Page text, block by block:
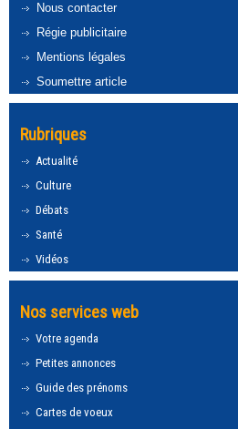
Nous contacter
Régie publicitaire
Mentions légales
Soumettre article
Rubriques
Actualité
Culture
Débats
Santé
Vidéos
Nos services web
Votre agenda
Petites annonces
Guide des prénoms
Cartes de voeux